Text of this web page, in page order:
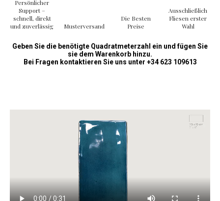
Persönlicher
Support –
schnell, direkt
und zuverlässig
Musterversand
Die Besten
Preise
Ausschließlich
Fliesen erster
Wahl
Geben Sie die benötigte Quadratmeterzahl ein und fügen Sie
sie dem Warenkorb hinzu.
Bei Fragen kontaktieren Sie uns unter +34 623 109613